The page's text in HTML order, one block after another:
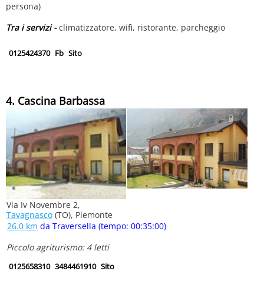
persona)
Tra i servizi -climatizzatore, wifi, ristorante, parcheggio
0125424370 Fb Sito
4. Cascina Barbassa
Via Iv Novembre 2,
Tavagnasco (TO), Piemonte
26.0 km da Traversella (tempo: 00:35:00)
Piccolo agriturismo: 4 letti
0125658310 3484461910 Sito